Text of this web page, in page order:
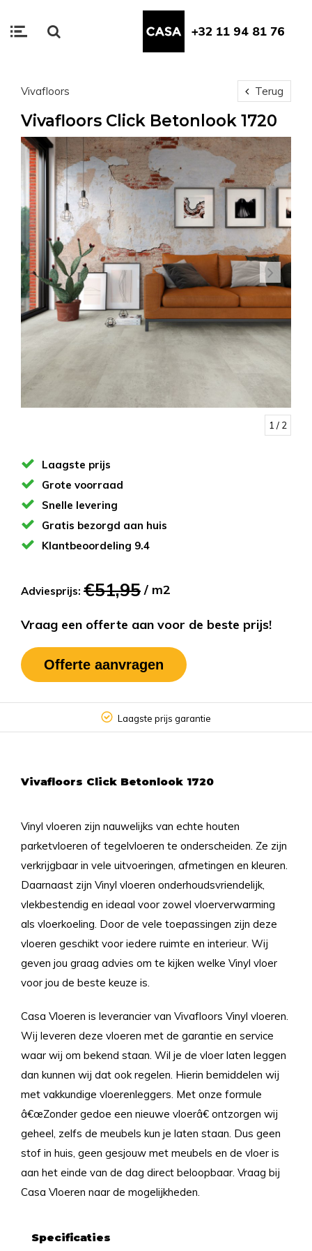
+32 11 94 81 76
Vivafloors Terug
Vivafloors Click Betonlook 1720
1 / 2
Laagste prijs
Grote voorraad
Snelle levering
Gratis bezorgd aan huis
Klantbeoordeling 9.4
Adviesprijs: €51,95 / m2
Vraag een offerte aan voor de beste prijs!
Offerte aanvragen
Laagste prijs garantie
Vivafloors Click Betonlook 1720
Vinyl vloeren zijn nauwelijks van echte houten
parketvloeren of tegelvloeren te onderscheiden. Ze zijn
verkrijgbaar in vele uitvoeringen, afmetingen en kleuren.
Daarnaast zijn Vinyl vloeren onderhoudsvriendelijk,
vlekbestendig en ideaal voor zowel vloerverwarming
als vloerkoeling. Door de vele toepassingen zijn deze
vloeren geschikt voor iedere ruimte en interieur. Wij
geven jou graag advies om te kijken welke Vinyl vloer
voor jou de beste keuze is.
Casa Vloeren is leverancier van Vivafloors Vinyl vloeren.
Wij leveren deze vloeren met de garantie en service
waar wij om bekend staan. Wil je de vloer laten leggen
dan kunnen wij dat ook regelen. Hierin bemiddelen wij
met vakkundige vloerenleggers. Met onze formule
â€œZonder gedoe een nieuwe vloerâ€ ontzorgen wij
geheel, zelfs de meubels kun je laten staan. Dus geen
stof in huis, geen gesjouw met meubels en de vloer is
aan het einde van de dag direct beloopbaar. Vraag bij
Casa Vloeren naar de mogelijkheden.
Specificaties